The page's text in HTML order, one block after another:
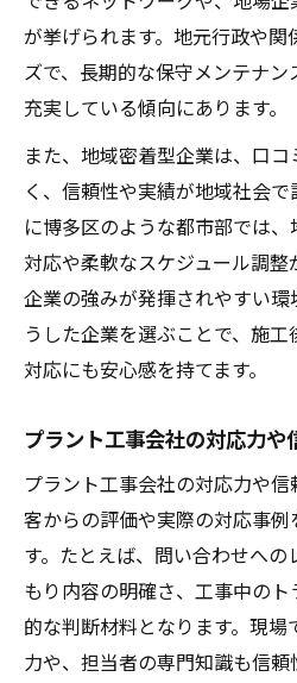
採用ニーズが高いプ
プラント工事分野で
業界転職で注目した
社会保険や労災が整った
プラント工事会社の
労災対応がしっかり
働く人を守るプラン
社会保険制度が整っ
安心して働けるプラ
実力
多様な案件に対応で
実績豊富なプラント
施工事例が証明する
経験に裏打ちされた
が挙げられます。地元行政や関
ズで、長期的な保守メンテナ
充実している傾向にあります。
また、地域密着型企業は、口
く、信頼性や実績が地域社会
に博多区のような都市部では
対応や柔軟なスケジュール調
企業の強みが発揮されやすい
うした企業を選ぶことで、施
対応にも安心感を持てます。
プラント工事会社の対応力や
プラント工事会社の対応力や
客からの評価や実際の対応事
す。たとえば、問い合わせへ
もり内容の明確さ、工事中の
的な判断材料となります。現
力や、担当者の専門知識も信頼